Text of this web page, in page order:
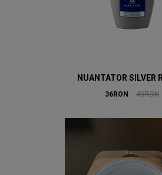
NUANTATOR SILVER
36RON 40RON